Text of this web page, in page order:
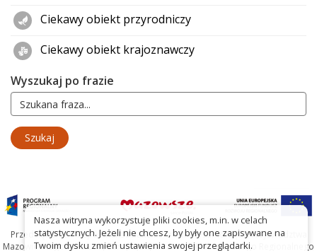
Ciekawy obiekt przyrodniczy
Ciekawy obiekt krajoznawczy
Wyszukaj po frazie
Przedsięwzięcie współfinansowane ze środków Samorządu Województwa
Mazowieckiego oraz Unię Europejską w ramach Mazowieckiego Regionalnego
Nasza witryna wykorzystuje pliki cookies, m.in. w celach
statystycznych. Jeżeli nie chcesz, by były one zapisywane na
Twoim dysku zmień ustawienia swojej przeglądarki.